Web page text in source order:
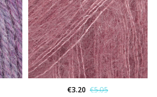
€3.20 €5.05